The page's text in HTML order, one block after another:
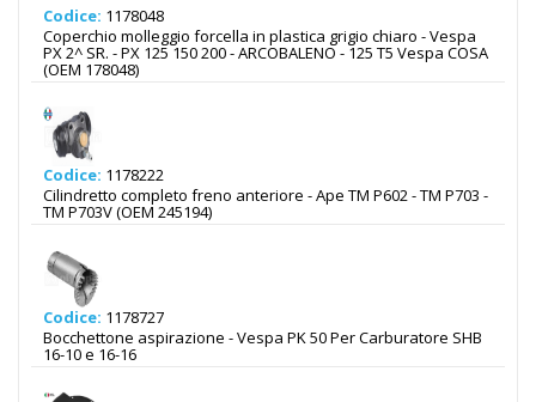
Codice: 1178048
Coperchio molleggio forcella in plastica grigio chiaro - Vespa
PX 2^ SR. - PX 125 150 200 - ARCOBALENO - 125 T5 Vespa COSA
(OEM 178048)
Codice: 1178222
Cilindretto completo freno anteriore - Ape TM P602 - TM P703 -
TM P703V (OEM 245194)
Codice: 1178727
Bocchettone aspirazione - Vespa PK 50 Per Carburatore SHB
16-10 e 16-16